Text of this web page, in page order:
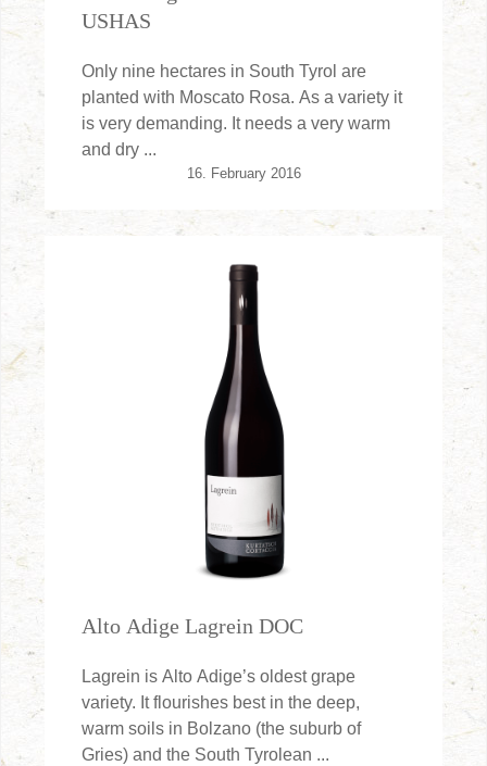
USHAS
Only nine hectares in South Tyrol are
planted with Moscato Rosa. As a variety it
is very demanding. It needs a very warm
and dry ...
16. February 2016
Alto Adige Lagrein DOC
Lagrein is Alto Adige’s oldest grape
variety. It flourishes best in the deep,
warm soils in Bolzano (the suburb of
Gries) and the South Tyrolean ...